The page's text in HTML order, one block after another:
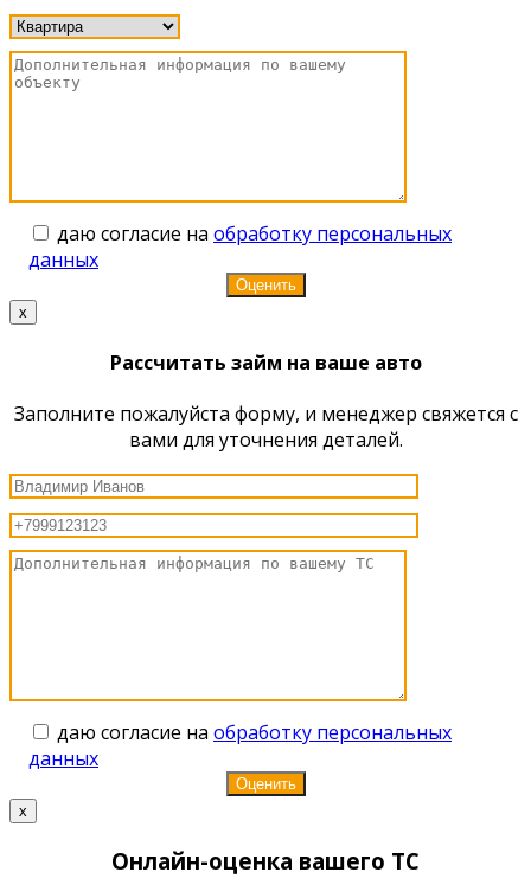
даю согласие на обработку персональных
данных
x
Рассчитать займ на ваше авто
Заполните пожалуйста форму, и менеджер свяжется с
вами для уточнения деталей.
даю согласие на обработку персональных
данных
x
Онлайн-оценка вашего ТС